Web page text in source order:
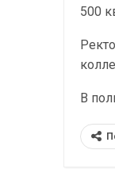
500
В